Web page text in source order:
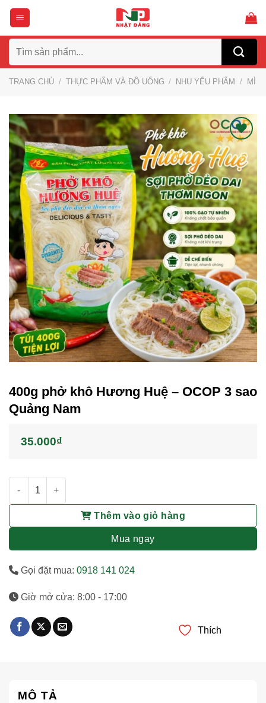
Bỏ
nội
dung
kiếm:
TRANG CHỦ / THỰC PHẨM VÀ ĐỒ UỐNG / NHU YẾU PHẨM / MÌ
Thích
400g phở khô Hương Huệ – OCOP 3 sao
Quảng Nam
35.000₫
Thêm vào giỏ hàng
Mua ngay
Gọi đặt mua: 0918 141 024
Giờ mở cửa: 8:00 - 17:00
Thích
MÔ TẢ